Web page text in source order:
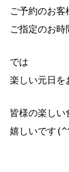
ご予約のお客
ご指定のお
では
楽しい元日を
皆様の楽し
嬉しいです